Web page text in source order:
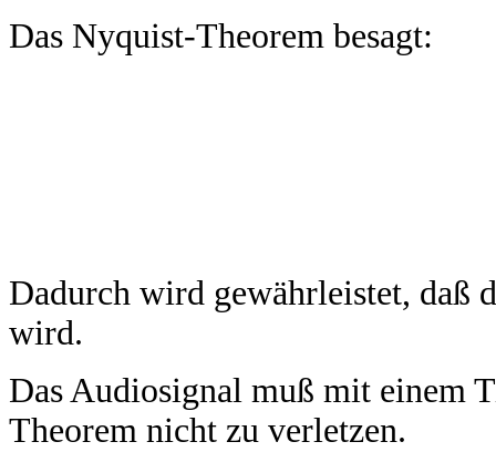
Das Nyquist-Theorem besagt:
Dadurch wird gewährleistet, daß
wird.
Das Audiosignal muß mit einem
Theorem nicht zu verletzen.